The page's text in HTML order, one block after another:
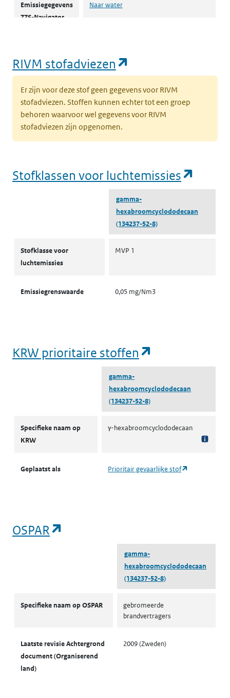
Emissiegegevens
ZZS-Navigator
Naar water
RIVM stofadviezen
Er zijn voor deze stof geen gegevens voor RIVM
stofadviezen. Stoffen kunnen echter tot een groep
behoren waarvoor wel gegevens voor RIVM
stofadviezen zijn opgenomen.
Stofklassen voor luchtemissies
gamma-
hexabroomcyclododecaan
(134237-52-8)
Stofklasse voor
luchtemissies
MVP 1
Emissiegrenswaarde 0,05 mg/Nm3
KRW prioritaire stoffen
gamma-
hexabroomcyclododecaan
(134237-52-8)
Specifieke naam op
KRW
γ-hexabroomcyclododecaan
Geplaatst als Prioritair gevaarlijke stof
OSPAR
gamma-
hexabroomcyclododecaan
(134237-52-8)
Specifieke naam op OSPAR
gebromeerde
brandvertragers
Laatste revisie Achtergrond
document (Organiserend
land)
2009 (Zweden)